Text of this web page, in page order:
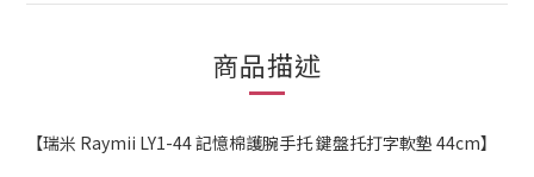
商品描述
【瑞米 Raymii LY1-44 記憶棉護腕手托 鍵盤托打字軟墊 44cm】